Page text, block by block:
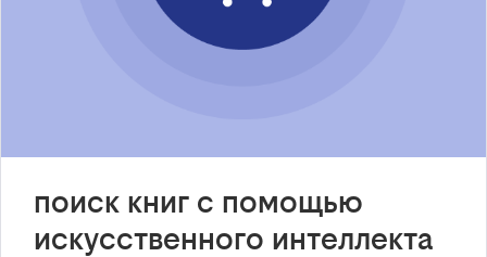
поиск книг с помощью
искусственного интеллекта